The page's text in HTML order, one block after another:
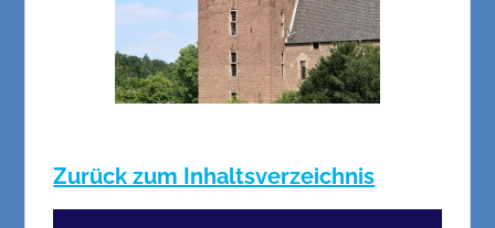
Zurück zum Inhaltsverzeichnis